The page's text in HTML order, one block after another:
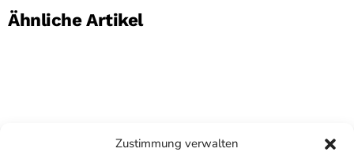
Zustimmung verwalten
Ähnliche Artikel